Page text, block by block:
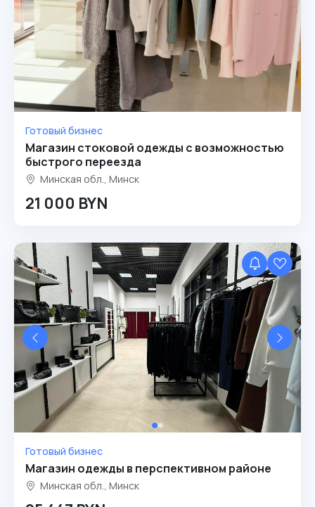
Готовый бизнес
Магазин стоковой одежды с возможностью
быстрого переезда
Минская обл., Минск
21 000 BYN
Готовый бизнес
Магазин одежды в перспективном районе
Минская обл., Минск